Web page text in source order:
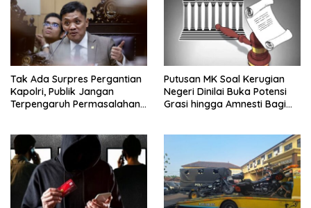
Tak Ada Surpres Pergantian
Kapolri, Publik Jangan
Terpengaruh Permasalahan
Putusan MK Soal Kerugian
Negeri Dinilai Buka Potensi
Grasi hingga Amnesti Bagi